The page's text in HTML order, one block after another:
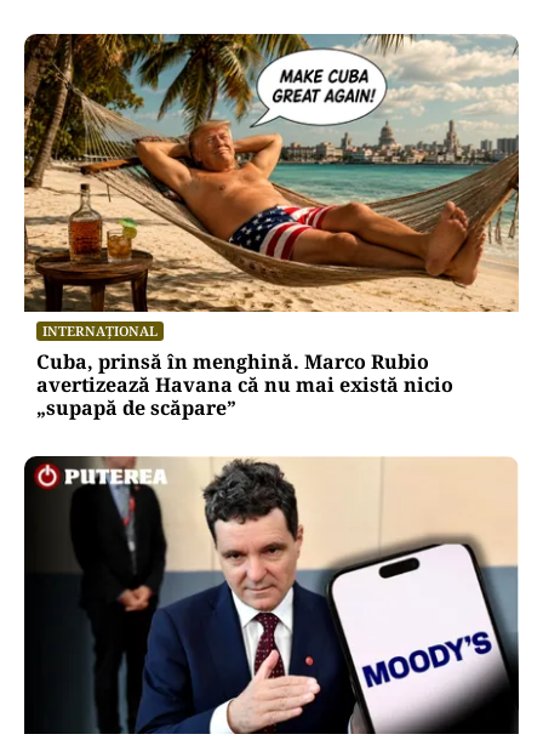
INTERNAȚIONAL
Cuba, prinsă în menghină. Marco Rubio
avertizează Havana că nu mai există nicio
„supapă de scăpare”